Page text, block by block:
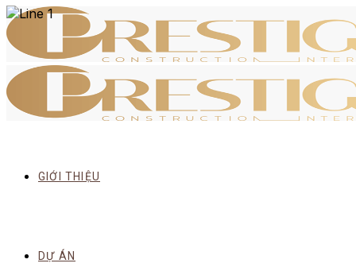
GIỚI THIỆU
DỰ ÁN